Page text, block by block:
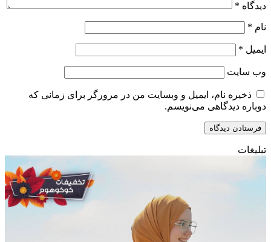
دیدگاه *
نام *
ایمیل *
وب‌ سایت
ذخیره نام، ایمیل و وبسایت من در مرورگر برای زمانی که
دوباره دیدگاهی می‌نویسم.
تبلیغات